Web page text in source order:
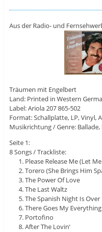
Aus der Radio- und
Träumen mit Engelbert
Land: Printed in Western
Label: Ariola 207 865-502
Format: Schallplatte, LP, Vinyl,
Musikrichtung / Genre: Ballade,
Seite 1:
8 Songs / Trackliste:
Please Release Me (Let
Torero (She Brings Him
The Power Of Love
The Last Waltz
The Spanish Night Is Over
There Goes My Everything
Portofino
After The Lovin‘